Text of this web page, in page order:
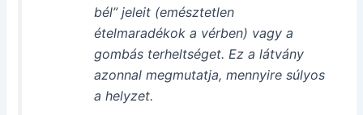
bél” jeleit (emésztetlen
ételmaradékok a vérben) vagy a
gombás terheltséget. Ez a látvány
azonnal megmutatja, mennyire súlyos
a helyzet.